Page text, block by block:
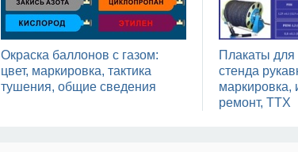
Окраска баллонов с газом:
цвет, маркировка, тактика
тушения, общие сведения
Плакаты
стенда
маркировка,
ремонт, ТТХ